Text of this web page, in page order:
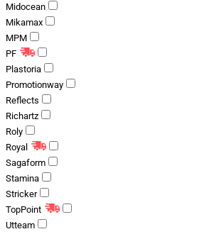
Midocean
Mikamax
MPM
PF
Plastoria
Promotionway
Reflects
Richartz
Roly
Royal
Sagaform
Stamina
Stricker
TopPoint
Utteam